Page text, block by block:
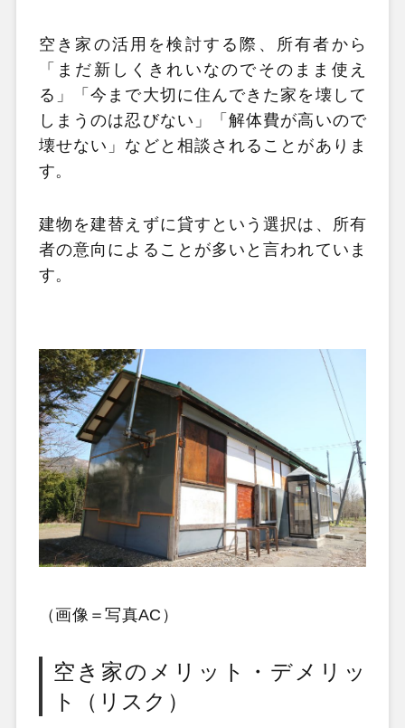
空き家の活用を検討する際、所有者から
「まだ新しくきれいなのでそのまま使え
る」「今まで大切に住んできた家を壊して
しまうのは忍びない」「解体費が高いので
壊せない」などと相談されることがありま
す。
建物を建替えずに貸すという選択は、所有
者の意向によることが多いと言われていま
す。
（画像＝写真AC）
空き家のメリット・デメリッ
ト（リスク）